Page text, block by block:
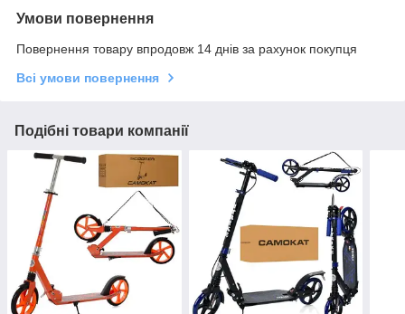
Умови повернення
Повернення товару впродовж 14 днів за рахунок покупця
Всі умови повернення
Подібні товари компанії